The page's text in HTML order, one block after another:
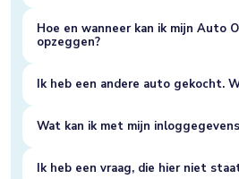
Hoe en wanneer kan ik mijn Auto
opzeggen?
Ik heb een andere auto gekocht.
Wat kan ik met mijn
Ik heb een vraag, die hier niet